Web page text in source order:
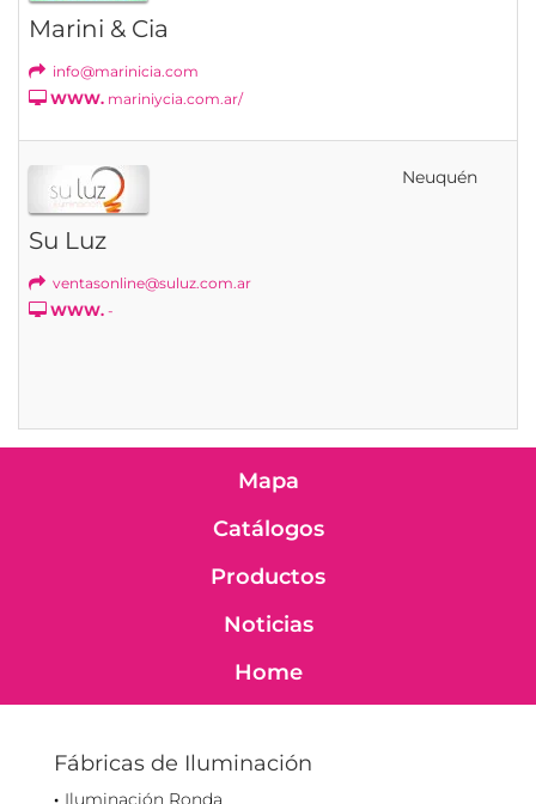
Marini & Cia
info@marinicia.com
WWW. mariniycia.com.ar/
Su Luz
ventasonline@suluz.com.ar
WWW. -
Neuquén
Mapa
Catálogos
Productos
Noticias
Home
Fábricas de Iluminación